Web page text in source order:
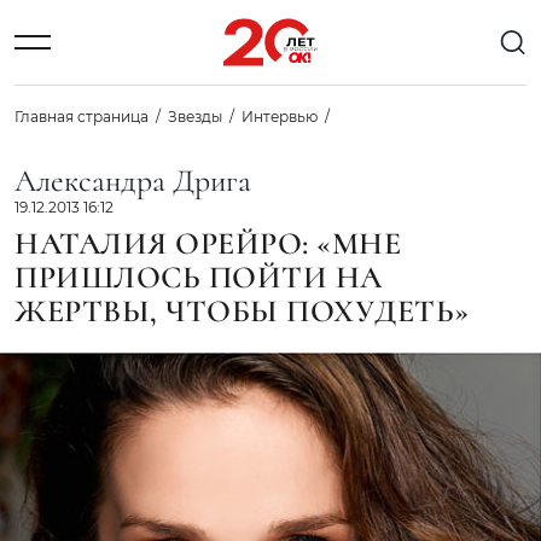
Главная страница Звезды Интервью
Александра Дрига
19.12.2013 16:12
НАТАЛИЯ ОРЕЙРО: «МНЕ
ПРИШЛОСЬ ПОЙТИ НА
ЖЕРТВЫ, ЧТОБЫ ПОХУДЕТЬ»